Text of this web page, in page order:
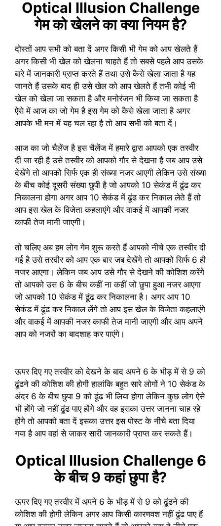
Optical Illusion Challenge
गेम को खेलने का क्या नियम है?
दोस्तों आप सभी को बता दें अगर किसी भी गेम को आप खेलते हैं
अगर किसी भी खेल को खेलना चाहते हैं तो सबसे पहले आप उसके
बारे में जानकारी प्राप्त करते हैं तथा उसे कैसे खेला जाता है यह
जानते हैं उसके बाद ही उसे खेल को आप खेलते हैं तभी कोई भी
खेल को खेला जा सकता है और मनोरंजन भी किया जा सकता है
ऐसे में आज का जो गेम है इस गेम को कैसे खेला जाता है अगर
आपके भी मन में यह चल रहा है तो आप सभी को बता दें।
आज का जो चैलेंज है इस चैलेंज में हमारे द्वारा आपको एक तस्वीर
दी जा रही है उसे तस्वीर को आपको गौर से देखना है जब आप उसे
देखेंगे तो आपको सिर्फ एक ही संख्या नजर आएगी लेकिन उसे संख्या
के बीच कोई दूसरी संख्या छुपी है जो आपको 10 सेकंड में ढूंढ कर
निकालना होगा अगर आप 10 सेकंड में ढूंढ कर निकाल लेते हैं तो
आप इस खेल के विजेता कहलाएंगे और वाकई में आपकी नजर
काफी तेज मानी जाएगी।
तो चलिए अब हम लोग गेम शुरू करते हैं आपको नीचे एक तस्वीर दी
गई है उसे तस्वीर को आप एक बार जब देखेंगे तो आपको सिर्फ 6 ही
नजर आएगा। लेकिन जब आप उसे गौर से देखने की कोशिश करेंगे
तो आपको उस 6 के बीच कहीं ना कहीं जो छुपा हुआ नजर आएगा
जो आपको 10 सेकंड में ढूंढ कर निकालना है। अगर आप 10
सेकंड में ढूंढ कर निकाल लेंगे तो आप इस खेल के विजेता कहलाएंगे
और वाकई में आपकी नजर काफी तेज मानी जाएगी और आप अपने
आप को नजरों का बादशाह कर पाएंगे।
ऊपर दिए गए तस्वीर को देखने के बाद अपने 6 के भीड़ में से 9 को
ढूंढने की कोशिश की होगी हालांकि बहुत सारे लोगों ने 10 सेकंड के
अंदर 6 के बीच छुपा 9 को ढूंढ भी लिया होगा लेकिन कुछ लोग ऐसे
भी होंगे जो नहीं ढूंढ पाए होंगे और वह इसका उत्तर जानना चाह रहे
होंगे तो आपको बता दें इसका उत्तर इस पोस्ट के नीचे बता दिया
गया है आप वहां से जाकर सारी जानकारी प्राप्त कर सकते हैं।
Optical Illusion Challenge 6
के बीच 9 कहां छुपा है?
ऊपर दिए गए तस्वीर में अपने 6 के भीड़ में से 9 को ढूंढने की
कोशिश की होगी लेकिन अगर आप किसी कारणवश नहीं ढूंढ पाए हैं